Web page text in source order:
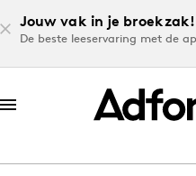
Jouw vak in je broekzak!
De beste leeservaring met de